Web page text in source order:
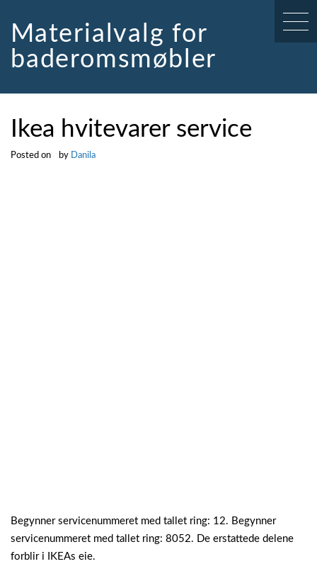
contentMaterialvalg for
baderomsmøbler
Ikea hvitevarer service
Posted on by Danila
Begynner servicenummeret med tallet ring: 12. Begynner
servicenummeret med tallet ring: 8052. De erstattede delene
forblir i IKEAs eie.